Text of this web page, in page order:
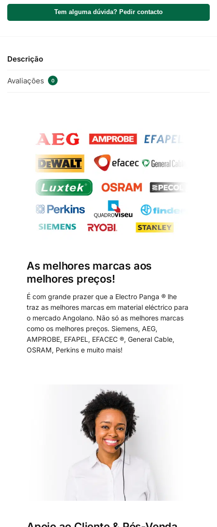
Tem alguma dúvida? Pedir contacto
Descrição
Avaliações 0
As melhores marcas aos
melhores preços!
É com grande prazer que a Electro Panga ® lhe
traz as melhores marcas em material eléctrico para
o mercado Angolano. Não só as melhores marcas
como os melhores preços. Siemens, AEG,
AMPROBE, EFAPEL, EFACEC ®, General Cable,
OSRAM, Perkins e muito mais!